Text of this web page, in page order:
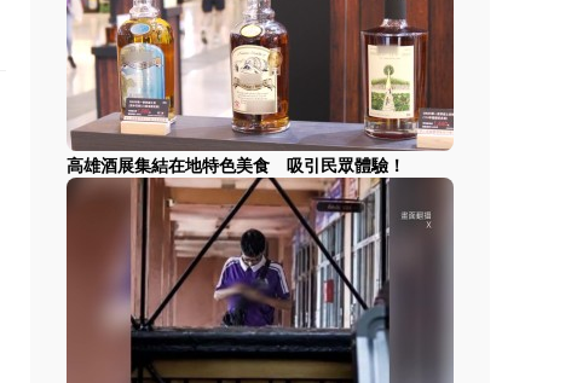
高雄酒展集結在地特色美食 吸引民眾體驗！